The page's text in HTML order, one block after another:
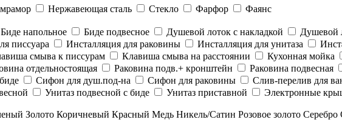
Нержавеющая сталь Стекло Фарфор
Фаянс
Биде напольное Биде подвесное Душевой лоток с накладкой Душевой
писсуара Инсталляция для раковины Инсталляция для унитаза
смыва к писсурам Клавиша смыва на расстоянии Кухонная мойка
отдельностоящая Раковина подв.+ кронштейн Раковина подвесная
Сифон для душ.под-на Сифон для раковины Слив-перелив для
Унитаз подвесной с биде Унитаз приставной Электронные
Золото Коричневый Красный Медь Никель/Сатин Розовое золото Серебро